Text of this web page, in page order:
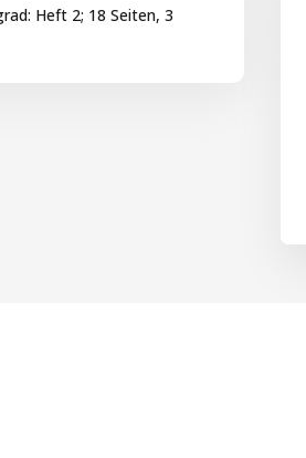
Heft 2; 18 Seiten, 3